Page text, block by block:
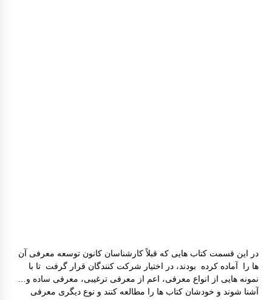
در این قسمت کتاب هایی که قبلاً کارشناسان کانون توسعه معرفی آن
ها را آماده کرده بودند، در اختیار شرکت کنندگان قرار گرفت تا با
نمونه هایی از انواع معرفی، اعم از معرفی ترغیبی، معرفی ساده و…
آشنا شوند و خودشان کتاب ها را مطالعه کنند و نوع دیگری معرفی